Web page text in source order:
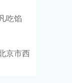
吃馅
京市西